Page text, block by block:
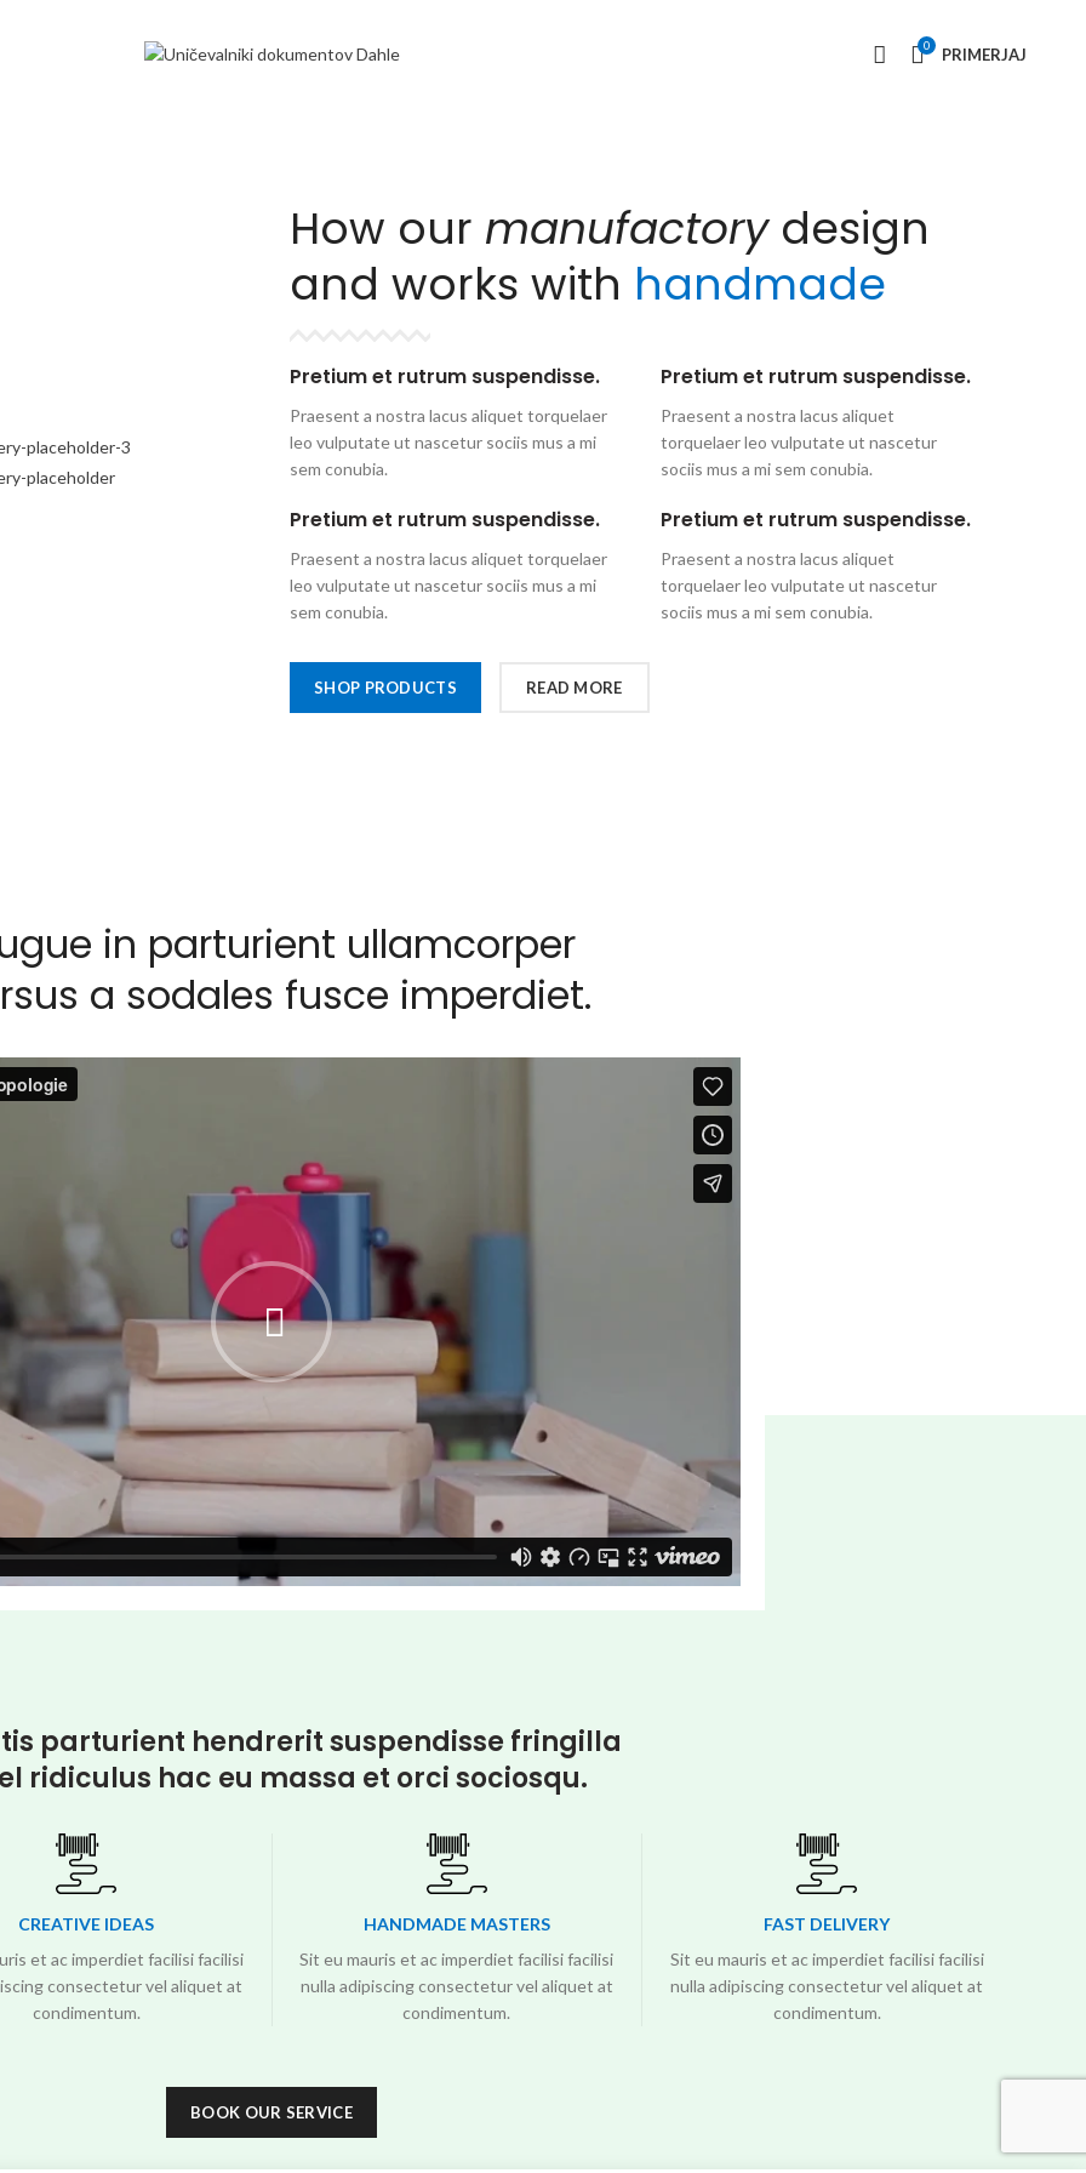
0 PRIMERJAJ
How our manufactorydesign
and works with handmade
Pretium et rutrum suspendisse.
Praesent a nostra lacus aliquet torquelaer
leo vulputate ut nascetur sociis mus a mi
sem conubia.
Pretium et rutrum suspendisse.
Praesent a nostra lacus aliquet torquelaer
leo vulputate ut nascetur sociis mus a mi
sem conubia.
Pretium et rutrum suspendisse.
Praesent a nostra lacus aliquet
torquelaer leo vulputate ut nascetur
sociis mus a mi sem conubia.
Pretium et rutrum suspendisse.
Praesent a nostra lacus aliquet
torquelaer leo vulputate ut nascetur
sociis mus a mi sem conubia.
SHOP PRODUCTS READ MORE
in parturient ullamcorper
a sodales fusce imperdiet.
parturient hendrerit suspendisse fringilla
ridiculus hac eu massa et orci sociosqu.
CREATIVE IDEAS
et ac imperdiet facilisi facilisi
consectetur vel aliquet at
condimentum.
HANDMADE MASTERS
Sit eu mauris et ac imperdiet facilisi facilisi
nulla adipiscing consectetur vel aliquet at
condimentum.
FAST DELIVERY
Sit eu mauris et ac imperdiet facilisi facilisi
nulla adipiscing consectetur vel aliquet at
condimentum.
BOOK OUR SERVICE